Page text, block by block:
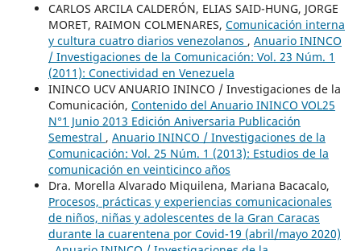
CARLOS ARCILA CALDERÓN, ELIAS SAID-HUNG, JORGE
MORET, RAIMON COLMENARES, Comunicación interna
y cultura cuatro diarios venezolanos , Anuario ININCO
/ Investigaciones de la Comunicación: Vol. 23 Núm. 1
(2011): Conectividad en Venezuela
ININCO UCV ANUARIO ININCO / Investigaciones de la
Comunicación, Contenido del Anuario ININCO VOL25
N°1 Junio 2013 Edición Aniversaria Publicación
Semestral , Anuario ININCO / Investigaciones de la
Comunicación: Vol. 25 Núm. 1 (2013): Estudios de la
comunicación en veinticinco años
Dra. Morella Alvarado Miquilena, Mariana Bacacalo,
Procesos, prácticas y experiencias comunicacionales
de niños, niñas y adolescentes de la Gran Caracas
durante la cuarentena por Covid-19 (abril/mayo 2020)